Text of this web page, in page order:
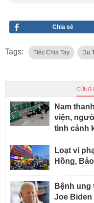
Chia sẻ
Tags: Tiệc Chia Tay Du
CÙNG
Nam
viện,
tình cảnh
Loạt vi
Hồng,
Bệnh
Joe Biden